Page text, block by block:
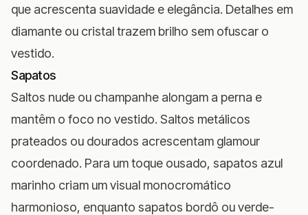
que acrescenta suavidade e elegância. Detalhes em
diamante ou cristal trazem brilho sem ofuscar o
vestido.
Sapatos
Saltos nude ou champanhe alongam a perna e
mantêm o foco no vestido. Saltos metálicos
prateados ou dourados acrescentam glamour
coordenado. Para um toque ousado, sapatos azul
marinho criam um visual monocromático
harmonioso, enquanto sapatos bordô ou verde-